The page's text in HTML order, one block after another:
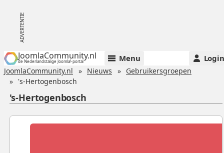
JoomlaCommunity.nl
de Nederlandstalige Joomla!-portal Menu Login
JoomlaCommunity.nl Nieuws
Gebruikersgroepen
's-Hertogenbosch
's-Hertogenbosch